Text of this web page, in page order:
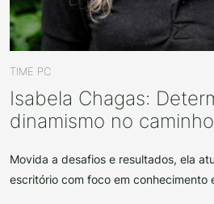
TIME PC
Isabela Chagas:
dinamismo no
Movida a desafios e resultados, ela
escritório com foco em conhecimento